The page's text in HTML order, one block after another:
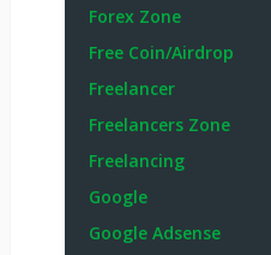
Forex Zone
Free Coin/Airdrop
Freelancer
Freelancers Zone
Freelancing
Google
Google Adsense